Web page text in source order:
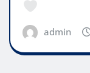
admin